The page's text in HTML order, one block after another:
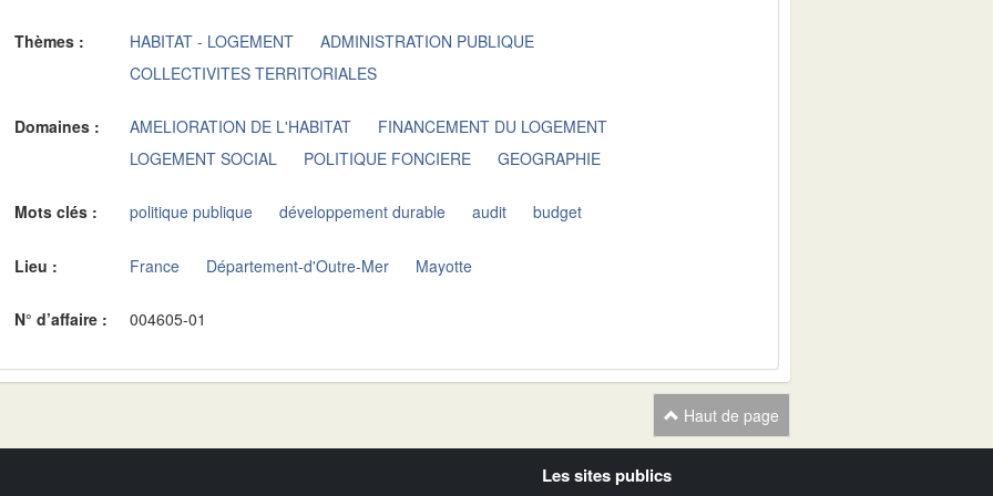
Thèmes : HABITAT - LOGEMENT
ADMINISTRATION PUBLIQUE
COLLECTIVITES TERRITORIALES
Domaines : AMELIORATION DE L'HABITAT
FINANCEMENT DU LOGEMENT
LOGEMENT SOCIAL
POLITIQUE FONCIERE GEOGRAPHIE
Mots clés : politique publique développement durable audit budget
Lieu : France Département-d'Outre-Mer Mayotte
N° d’affaire : 004605-01
Haut de page
Les sites publics